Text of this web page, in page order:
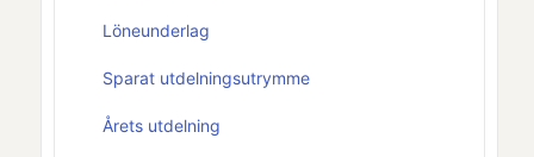
Löneunderlag
Sparat utdelningsutrymme
Årets utdelning